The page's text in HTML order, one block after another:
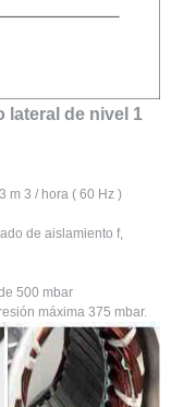
lateral de nivel 1
m 3 / hora ( 60 Hz )
de aislamiento f,
500 mbar
máxima 375 mbar.